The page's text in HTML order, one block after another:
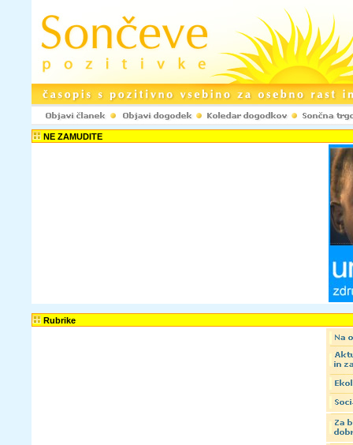
NE ZAMUDITE
Rubrike